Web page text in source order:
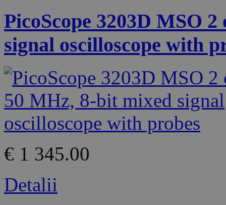
PicoScope 3203D MSO
signal oscilloscope with
€ 1 345.00
Detalii